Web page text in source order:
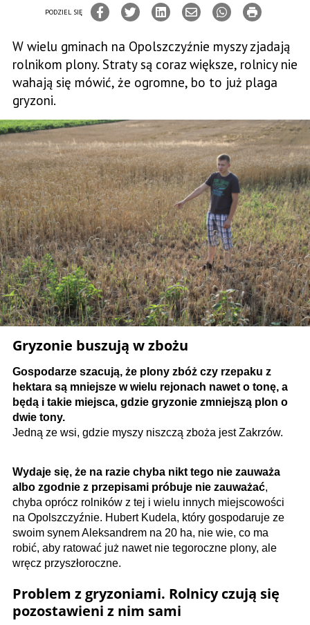
PODZIEL SIĘ
W wielu gminach na Opolszczyźnie myszy zjadają
rolnikom plony. Straty są coraz większe, rolnicy nie
wahają się mówić, że ogromne, bo to już plaga
gryzoni.
Gryzonie buszują w zbożu
Gospodarze szacują, że plony zbóż czy rzepaku z
hektara są mniejsze w wielu rejonach nawet o tonę, a
będą i takie miejsca, gdzie gryzonie zmniejszą plon o
dwie tony.
Jedną ze wsi, gdzie myszy niszczą zboża jest Zakrzów.
Wydaje się, że na razie chyba nikt tego nie zauważa
albo zgodnie z przepisami próbuje nie zauważać,
chyba oprócz rolników z tej i wielu innych miejscowości
na Opolszczyźnie. Hubert Kudela, który gospodaruje ze
swoim synem Aleksandrem na 20 ha, nie wie, co ma
robić, aby ratować już nawet nie tegoroczne plony, ale
wręcz przyszłoroczne.
Problem z gryzoniami. Rolnicy czują się
pozostawieni z nim sami